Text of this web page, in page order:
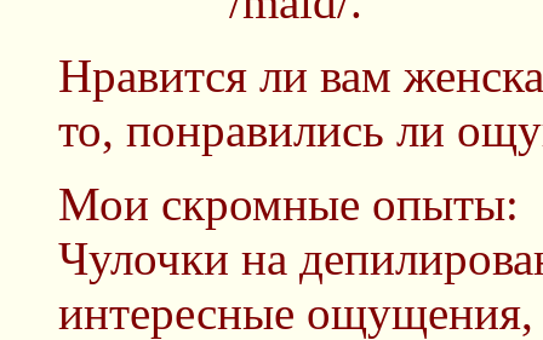
Нравится ли вам
то, понравились ли
Мои скромные опыты:
Чулочки на
интересные